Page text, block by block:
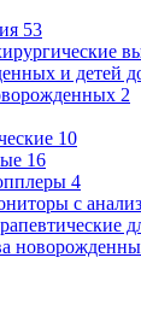
53
и детей
2
10
16
4
с